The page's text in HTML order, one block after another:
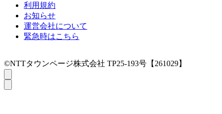
利用規約
お知らせ
運営会社について
緊急時はこちら
©NTTタウンページ株式会社 TP25-193号【261029】